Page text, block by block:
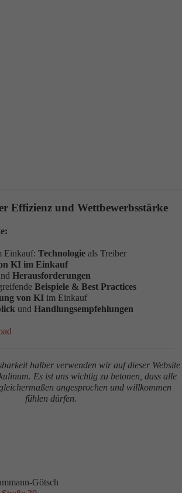
Effizienz und Wettbewerbsstärke
Einkauf: Technologie als Treiber
KI im Einkauf
Herausforderungen
Beispiele & Best Practices
von KI im Einkauf
und Handlungsempfehlungen
halber verwenden wir auf dieser Website
Es ist uns wichtig zu betonen, dass alle
angesprochen und willkommen
fühlen dürfen.
Götsch